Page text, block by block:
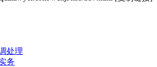
处理
务